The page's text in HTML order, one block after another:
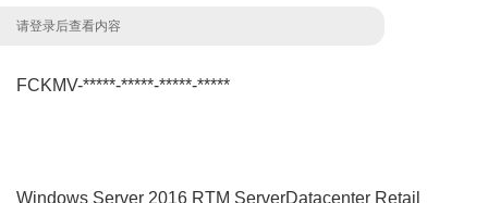
请登录后查看内容
FCKMV-*****-*****-*****-*****
Windows Server 2016 RTM ServerDatacenter Retail